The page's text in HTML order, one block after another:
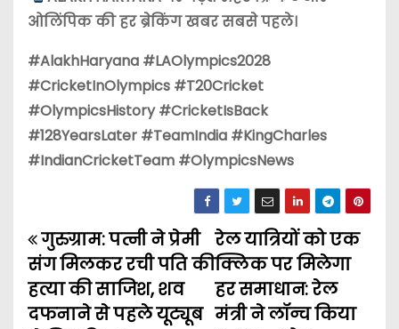
ओलिंपिक की हर ब्रेकिंग खबर सबसे पहले।
#AlakhHaryana #LAOlympics2028
#CricketInOlympics #T20Cricket
#OlympicsHistory #CricketIsBack
#128YearsLater #TeamIndia #KingCharles
#IndianCricketTeam #OlympicsNews
P
o
s
रेल यात्रियों को एक
क्लिक पर मिलेगा
हर समाधान: रेल
मंत्री ने लॉन्च किया
गुरुग्राम: पत्नी ने प्रेमी
संग मिलकर रची पति की
हत्या की साजिश, शव
दफनाने से पहले यूट्यूब